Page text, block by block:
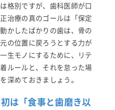
格別ですが、歯科医師が口
治療の真のゴールは「保定
かしたばかりの歯は、骨の
の位置に戻ろうとする力が
生モノにするために、リテ
ルールと、それを怠った場
深めておきましょう。
は「食事と歯磨き以